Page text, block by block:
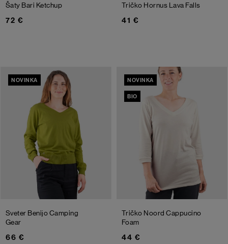
Šaty Bari Ketchup
72 €
Tričko Hornus Lava Falls
41 €
NOVINKA
Sveter BenijoCamping
Gear
66 €
NOVINKA
BIO
Tričko NoordCappucino
Foam
44 €